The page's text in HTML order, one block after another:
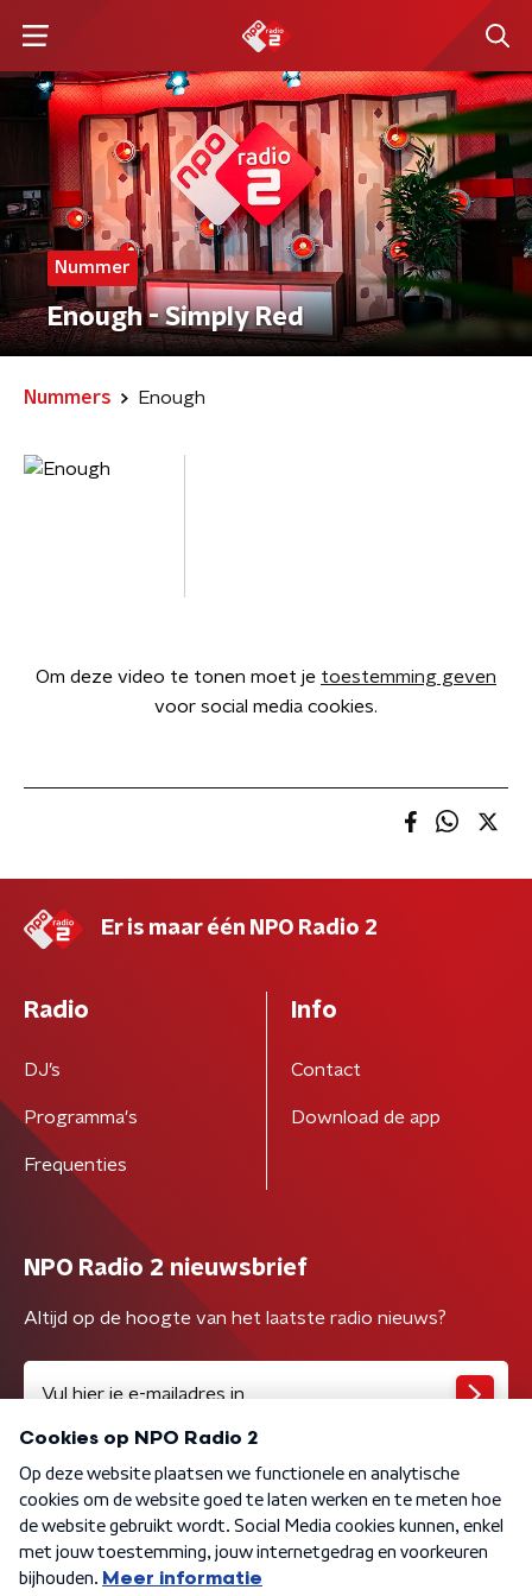
Nummer
Enough - Simply Red
Nummers Enough
Om deze video te tonen moet je toestemming geven
voor social media cookies.
Er is maar één NPO Radio 2
Radio
DJ’s
Programma's
Frequenties
Info
Contact
Download de app
NPO Radio 2 nieuwsbrief
Altijd op de hoogte van het laatste radio nieuws?
Algemene voorwaarden